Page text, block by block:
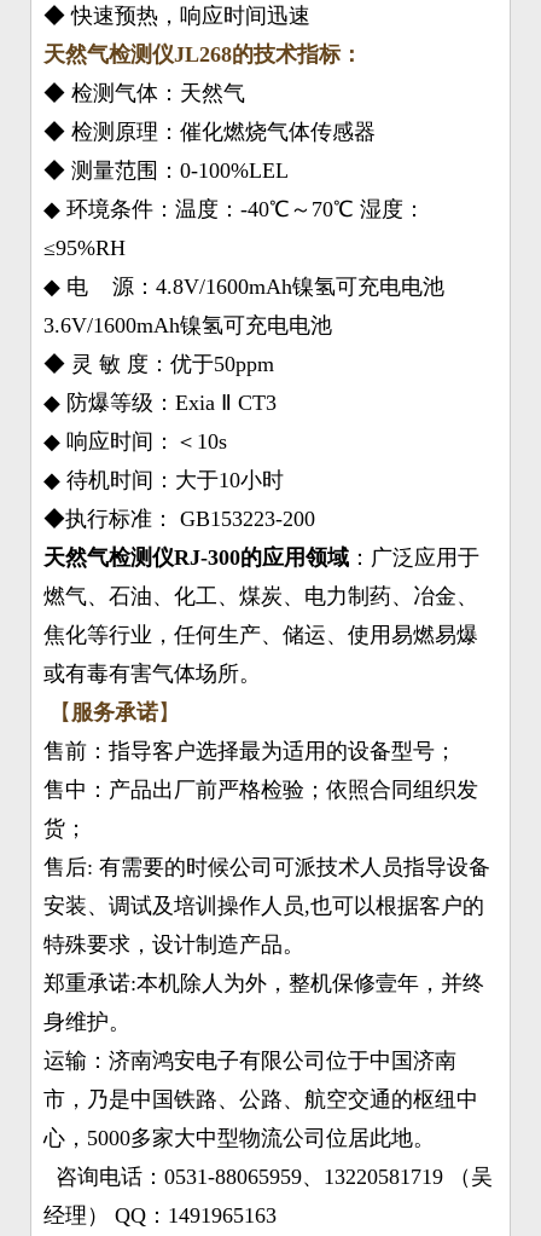
◆ 快速预热，响应时间迅速
天然气检测仪JL268的技术指标：
◆ 检测气体：天然气
◆ 检测原理：催化燃烧气体传感器
◆ 测量范围：0-100%LEL
◆ 环境条件：温度：-40℃～70℃ 湿度：
≤95%RH
◆ 电 源：4.8V/1600mAh镍氢可充电电池
3.6V/1600mAh镍氢可充电电池
◆ 灵 敏 度：优于50ppm
◆ 防爆等级：Exia Ⅱ CT3
◆ 响应时间：＜10s
◆ 待机时间：大于10小时
◆执行标准： GB153223-200
天然气检测仪RJ-300的应用领域 ：广泛应用于
燃气、石油、化工、煤炭、电力制药、冶金、
焦化等行业，任何生产、储运、使用易燃易爆
或有毒有害气体场所。
【 服务承诺】
售前：指导客户选择最为适用的设备型号；
售中：产品出厂前严格检验；依照合同组织发
货；
售后: 有需要的时候公司可派技术人员指导设备
安装、调试及培训操作人员,也可以根据客户的
特殊要求，设计制造产品。
郑重承诺:本机除人为外，整机保修壹年，并终
身维护。
运输：济南鸿安电子有限公司位于中国济南
市，乃是中国铁路、公路、航空交通的枢纽中
心，5000多家大中型物流公司位居此地。
咨询电话：0531-88065959、13220581719 （吴
经理） QQ：1491965163